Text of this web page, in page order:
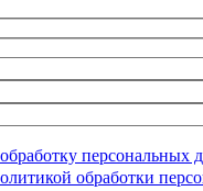
персональных
обработки